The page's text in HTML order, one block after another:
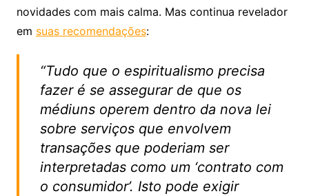
novidades com mais calma. Mas continua revelador
em suas recomendações:
“Tudo que o espiritualismo precisa
fazer é se assegurar de que os
médiuns operem dentro da nova lei
sobre serviços que envolvem
transações que poderiam ser
interpretadas como um ‘contrato com
o consumidor’. Isto pode exigir